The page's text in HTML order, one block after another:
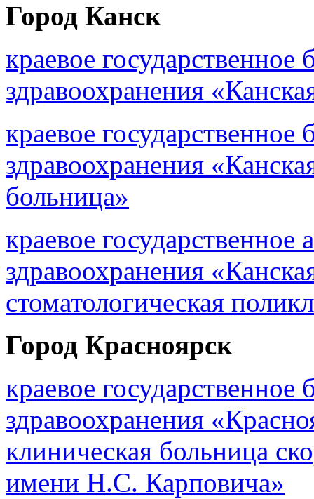
Город Канск
краевое
здравоохранения
краевое
здравоохранения
больница»
краевое
здравоохранения
стоматологическая
Город Красноярск
краевое
здравоохранения
клиническая больница
имени Н.С. Карповича»